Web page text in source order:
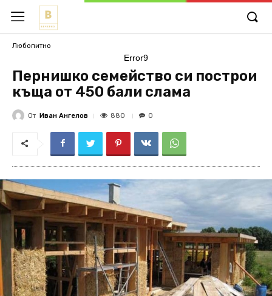
Любопитно
Error9
Пернишко семейство си построи
къща от 450 бали слама
От Иван Ангелов 880 0